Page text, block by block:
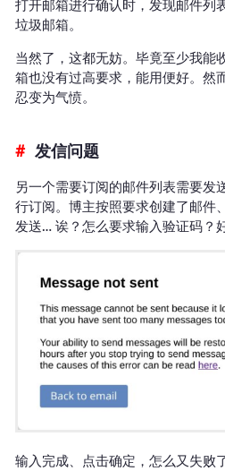
打开邮箱进行确认时，发现邮件列
垃圾邮箱。
当然了，这都无妨。毕竟至少我能
箱也没有过高要求，能用便好。然
忍变为气愤。
发信问题
另一个需要订阅的邮件列表需要发
行订阅。博主按照要求创建了邮件
发送… 诶？怎么要求输入验证码？
输入完成、点击确定，怎么又失败